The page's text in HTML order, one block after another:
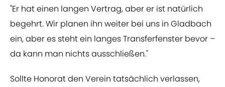
"Er hat einen langen Vertrag, aber er ist natürlich
begehrt. Wir planen ihn weiter bei uns in Gladbach
ein, aber es steht ein langes Transferfenster bevor –
da kann man nichts ausschließen."
Sollte Honorat den Verein tatsächlich verlassen,